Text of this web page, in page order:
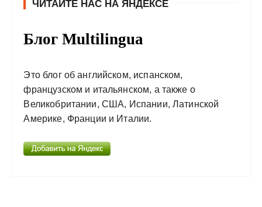
ЧИТАЙТЕ НАС НА ЯНДЕКСЕ
Блог Multilingua
Это блог об английском, испанском,
французском и итальянском, а также о
Великобритании, США, Испании, Латинской
Америке, Франции и Италии.